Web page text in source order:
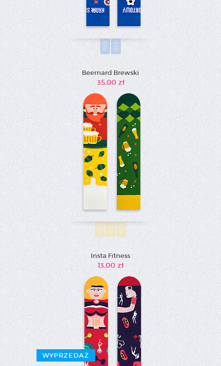
36
40
41
46
Beernard Brewski
35,00 zł
36
39
40
43
44
46
Insta Fitness
13,00 zł
WYPRZEDAŻ